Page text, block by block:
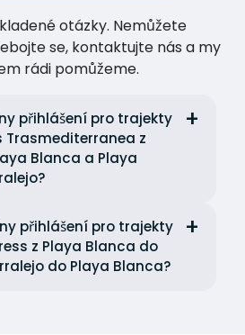
otázky. Nemůžete
se, kontaktujte nás a my
rádi pomůžeme.
přihlášení pro trajekty
Trasmediterranea z
Blanca a Playa
přihlášení pro trajekty
z Playa Blanca do
do Playa Blanca?